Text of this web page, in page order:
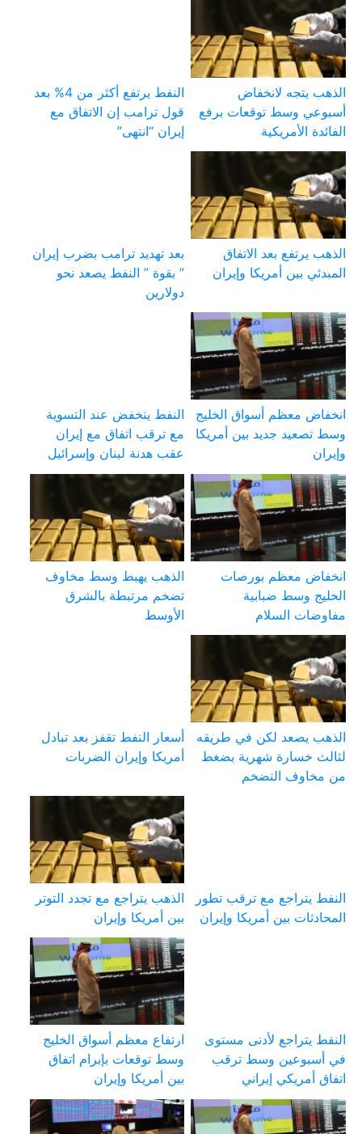
الذهب يتجه لانخفاض
أسبوعي وسط توقعات برفع
الفائدة الأمريكية
النفط يرتفع أكثر من 4% بعد
قول ترامب إن الاتفاق مع
إيران “انتهى”
الذهب يرتفع بعد الاتفاق
المبدئي بين أمريكا وإيران
بعد تهديد ترامب بضرب إيران
” بقوة ” النفط يصعد نحو
دولارين
انخفاض معظم أسواق الخليج
وسط تصعيد جديد بين أمريكا
وإيران
النفط ينخفض عند التسوية
مع ترقب اتفاق مع إيران
عقب هدنة لبنان وإسرائيل
انخفاض معظم بورصات
الخليج وسط ضبابية
مفاوضات السلام
الذهب يهبط وسط مخاوف
تضخم مرتبطة بالشرق
الأوسط
الذهب يصعد لكن في طريقه
لثالث خسارة شهرية بضغط
من مخاوف التضخم
أسعار النفط تقفز بعد تبادل
أمريكا وإيران الضربات
النفط يتراجع مع ترقب تطور
المحادثات بين أمريكا وإيران
الذهب يتراجع مع تجدد التوتر
بين أمريكا وإيران
النفط يتراجع لأدنى مستوى
في أسبوعين وسط ترقب
اتفاق أمريكي إيراني
ارتفاع معظم أسواق الخليج
وسط توقعات بإبرام اتفاق
بين أمريكا وإيران